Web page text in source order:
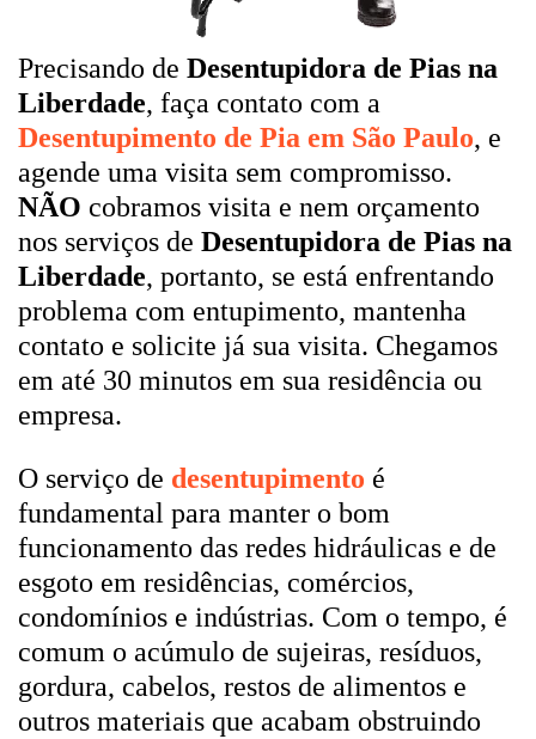
Precisando de Desentupidora de Pias na
Liberdade, faça contato com a
Desentupimento de Pia em São Paulo, e
agende uma visita sem compromisso.
NÃO cobramos visita e nem orçamento
nos serviços de Desentupidora de Pias na
Liberdade, portanto, se está enfrentando
problema com entupimento, mantenha
contato e solicite já sua visita. Chegamos
em até 30 minutos em sua residência ou
empresa.
O serviço de desentupimento é
fundamental para manter o bom
funcionamento das redes hidráulicas e de
esgoto em residências, comércios,
condomínios e indústrias. Com o tempo, é
comum o acúmulo de sujeiras, resíduos,
gordura, cabelos, restos de alimentos e
outros materiais que acabam obstruindo